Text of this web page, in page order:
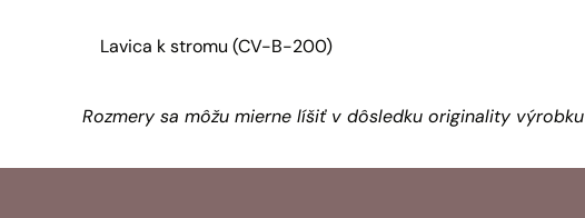
Lavica k stromu (CV-B-200)
Rozmery sa môžu mierne líšiť v dôsledku originality výrobku